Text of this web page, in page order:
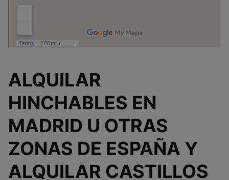
ALQUILAR
HINCHABLES EN
MADRID U OTRAS
ZONAS DE ESPAÑA Y
ALQUILAR CASTILLOS